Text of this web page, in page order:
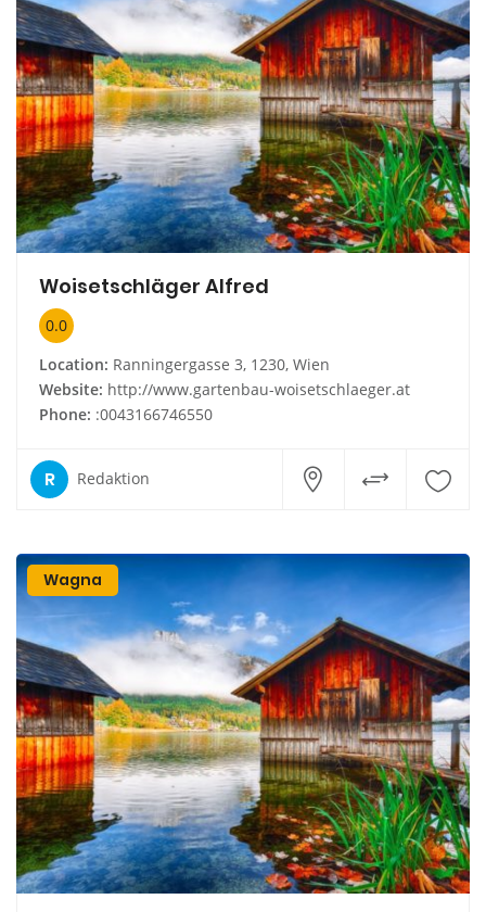
Woisetschläger Alfred
0.0
Location: Ranningergasse 3, 1230, Wien
Website: http://www.gartenbau-woisetschlaeger.at
Phone: :0043166746550
R Redaktion
Wagna